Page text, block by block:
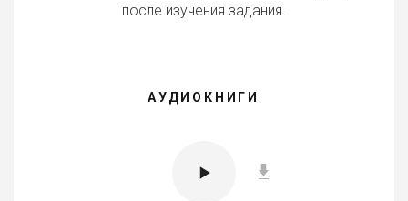
после изучения задания.
АУДИОКНИГИ